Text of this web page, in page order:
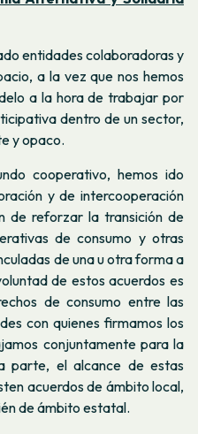
entidades colaboradoras y
a la vez que nos hemos
a la hora de trabajar por
dentro de un sector,
y opaco.
cooperativo, hemos ido
y de intercooperación
de reforzar la transición de
de consumo y otras
de una u otra forma a
de estos acuerdos es
de consumo entre las
con quienes firmamos los
conjuntamente para la
parte, el alcance de estas
acuerdos de ámbito local,
de ámbito estatal.